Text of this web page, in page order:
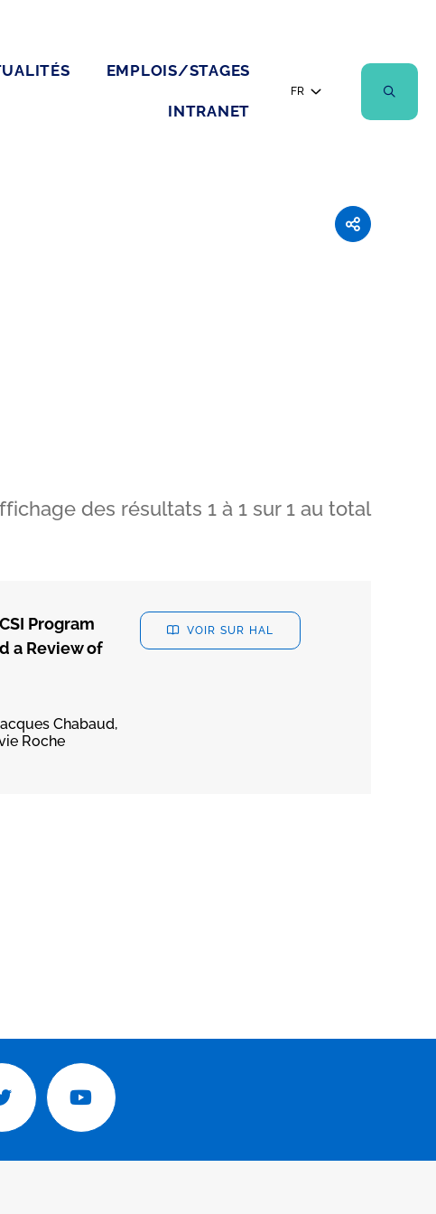
EMPLOIS/STAGES
INTRANET
FR
des résultats 1 à 1 sur 1 au total
Program
a Review of
Chabaud,
Roche
VOIR SUR HAL